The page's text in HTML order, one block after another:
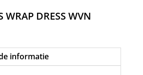
WRAP DRESS WVN
informatie